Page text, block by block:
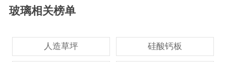
玻璃相关榜单
人造草坪 硅酸钙板